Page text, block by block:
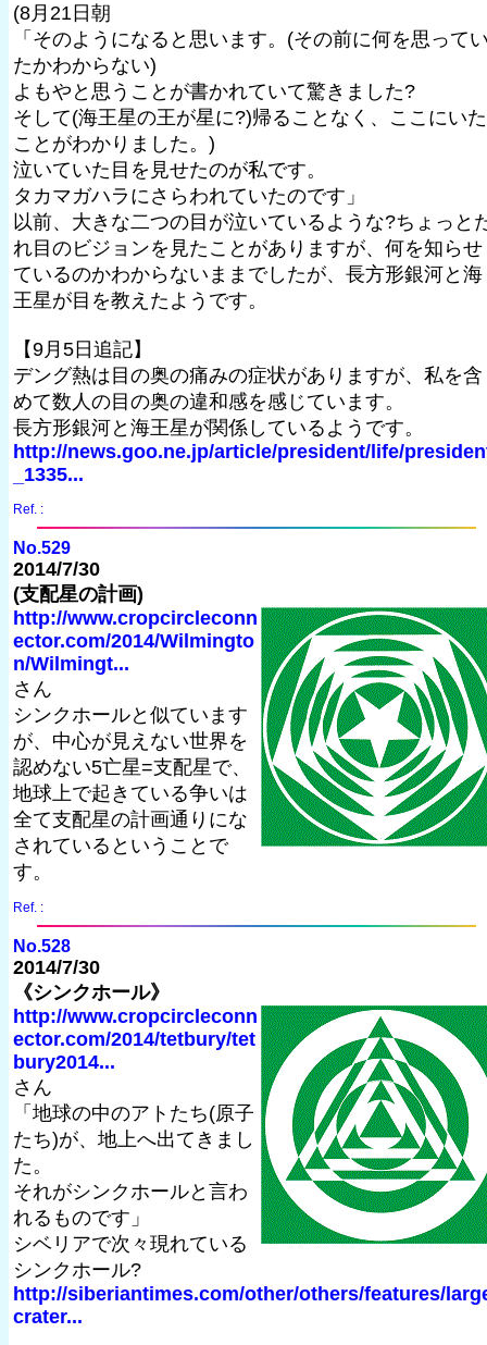
(8月21日朝
「そのようになると思います。(その前に何を思って
たかわからない)
よもやと思うことが書かれていて驚きました?
そして(海王星の王が星に?)帰ることなく、ここにいた
ことがわかりました。)
泣いていた目を見せたのが私です。
タカマガハラにさらわれていたのです」
以前、大きな二つの目が泣いているような?ちょっと
れ目のビジョンを見たことがありますが、何を知らせ
ているのかわからないままでしたが、長方形銀河と海
王星が目を教えたようです。
【9月5日追記】
デング熱は目の奥の痛みの症状がありますが、私を含
めて数人の目の奥の違和感を感じています。
長方形銀河と海王星が関係しているようです。
http://news.goo.ne.jp/article/president/life/
_1335...
Ref. :
No.529
2014/7/30
(支配星の計画)
http://www.cropcircleconn
ector.com/2014/Wilmingto
n/Wilmingt...
さん
シンクホールと似ています
が、中心が見えない世界を
認めない5亡星=支配星で、
地球上で起きている争いは
全て支配星の計画通りにな
されているということで
す。
Ref. :
No.528
2014/7/30
《シンクホール》
http://www.cropcircleconn
ector.com/2014/tetbury/tet
bury2014...
さん
「地球の中のアトたち(原子
たち)が、地上へ出てきまし
た。
それがシンクホールと言わ
れるものです」
シベリアで次々現れている
シンクホール?
http://siberiantimes.com/other/others/features/
crater...